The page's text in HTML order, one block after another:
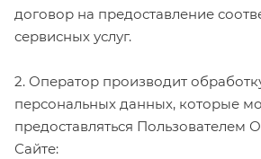
договор на предоставление
сервисных услуг.
2. Оператор производит
персональных данных, которые
предоставляться Пользователем
Сайте: